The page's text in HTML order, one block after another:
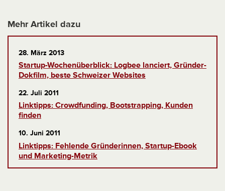
Mehr Artikel dazu
28. März 2013
Startup-Wochenüberblick: Logbee lanciert, Gründer-
Dokfilm, beste Schweizer Websites
22. Juli 2011
Linktipps: Crowdfunding, Bootstrapping, Kunden
finden
10. Juni 2011
Linktipps: Fehlende Gründerinnen, Startup-Ebook
und Marketing-Metrik